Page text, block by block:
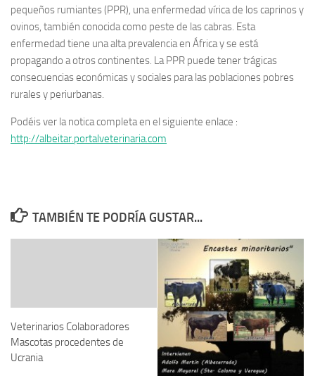
pequeños rumiantes (PPR), una enfermedad vírica de los caprinos y
ovinos, también conocida como peste de las cabras. Esta
enfermedad tiene una alta prevalencia en África y se está
propagando a otros continentes. La PPR puede tener trágicas
consecuencias económicas y sociales para las poblaciones pobres
rurales y periurbanas.
Podéis ver la notica completa en el siguiente enlace :
http://albeitar.portalveterinaria.com
TAMBIÉN TE PODRÍA GUSTAR...
Veterinarios Colaboradores
Mascotas procedentes de
Ucrania